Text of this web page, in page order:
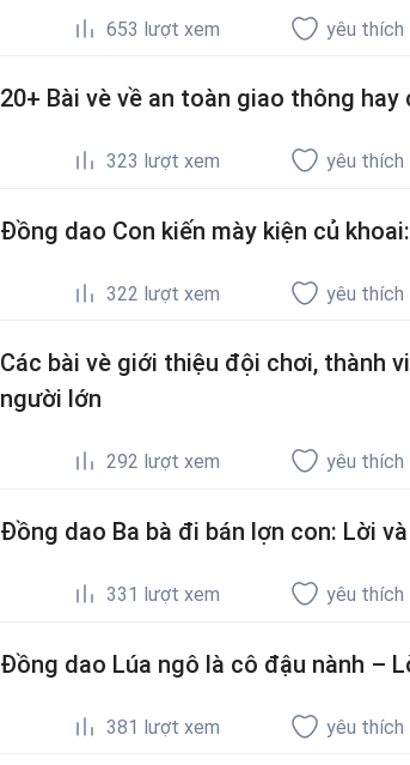
653 lượt xem yêu thích
20+ Bài vè về an toàn giao thông hay
323 lượt xem yêu thích
Đồng dao Con kiến mày kiện củ
322 lượt xem yêu thích
Các bài vè giới thiệu đội chơi, thành
người lớn
292 lượt xem yêu thích
Đồng dao Ba bà đi bán lợn con: Lời
331 lượt xem yêu thích
Đồng dao Lúa ngô là cô đậu nành –
381 lượt xem yêu thích